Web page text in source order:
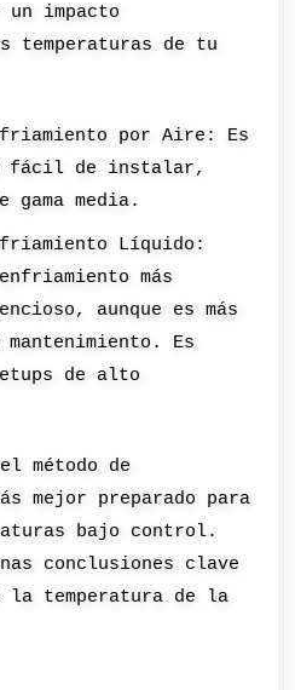
impacto
de tu
por Aire: Es
y fácil de instalar,
gama media.
Líquido:
más
aunque es más
Es
de alto
método de
mejor preparado para
bajo control.
conclusiones clave
la temperatura de la